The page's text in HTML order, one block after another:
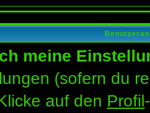
meine
(sofern du
auf den Profil